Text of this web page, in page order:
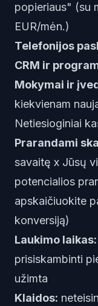
popieriaus" (su
EUR/mėn.)
Telefonijos
CRM ir
Mokymai ir
kiekvienam
Netiesioginiai
Prarandami
savaitę x Jūsų
potencialios
apskaičiuokite
konversiją)
Laukimo laikas:
prisiskambinti
užimta
Klaidos: